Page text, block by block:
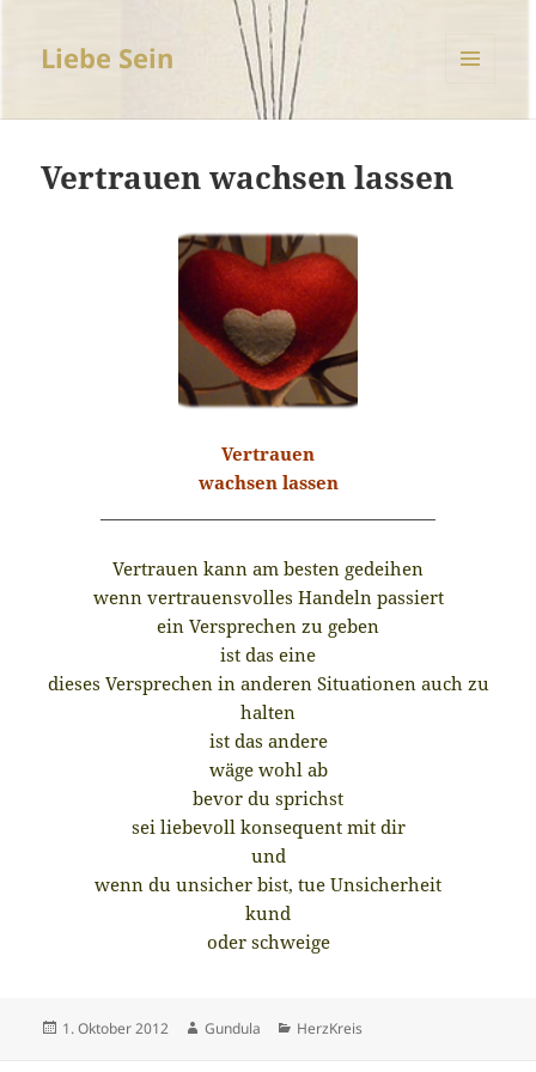
Liebe Sein
Vertrauen wachsen lassen
Vertrauen
wachsen lassen
Vertrauen kann am besten gedeihen
wenn vertrauensvolles Handeln passiert
ein Versprechen zu geben
ist das eine
dieses Versprechen in anderen Situationen auch zu
halten
ist das andere
wäge wohl ab
bevor du sprichst
sei liebevoll konsequent mit dir
und
wenn du unsicher bist, tue Unsicherheit
kund
oder schweige
Veröffentlicht
1. Oktober 2012 Autor
Gundula Kategorien
HerzKreis